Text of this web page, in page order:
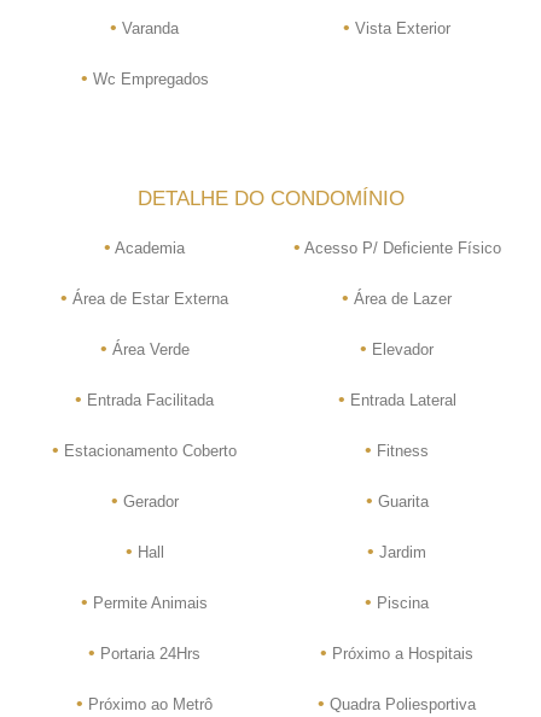
• Varanda • Vista Exterior
• Wc Empregados
DETALHE DO CONDOMÍNIO
• Academia • Acesso P/ Deficiente Físico
• Área de Estar Externa • Área de Lazer
• Área Verde • Elevador
• Entrada Facilitada • Entrada Lateral
• Estacionamento Coberto • Fitness
• Gerador • Guarita
• Hall • Jardim
• Permite Animais • Piscina
• Portaria 24Hrs • Próximo a Hospitais
• Próximo ao Metrô • Quadra Poliesportiva